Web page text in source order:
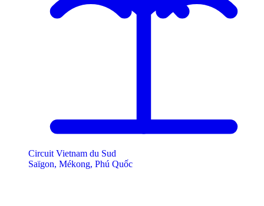
Circuit Vietnam du Sud
Saïgon, Mékong, Phú Quốc